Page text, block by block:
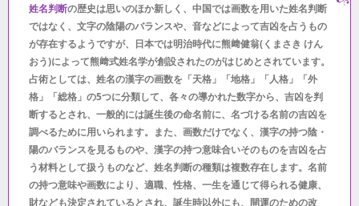
姓名判断の歴史は思いのほか新しく、中国では画数を用いた姓名判断
ではなく、文字の陰陽のバランスや、音などによって吉凶を占うもの
が存在するようですが、日本では明治時代に熊﨑健翁(くまさき けん
おう)によって熊﨑式姓名学が創設されたのがはじめとされています。
占術としては、姓名の漢字の画数を「天格」「地格」「人格」「外
格」「総格」の5つに分類して、各々の導かれた数字から、吉凶を判
断するとされ、一般的には誕生後の命名前に、名づける名前の吉凶を
調べるために用いられます。また、画数だけでなく、漢字の持つ陰・
陽のバランスを見るものや、漢字の持つ意味合いそのものを吉凶を占
う材料として扱うものなど、姓名判断の種類は複数存在します。名前
の持つ意味や画数により、適職、性格、一生を通じて得られる健康、
財なども決定されているとされ、誕生時以外にも、開運のための改